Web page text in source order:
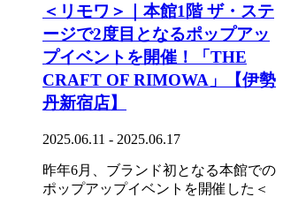
＜リモワ＞｜本館1階 ザ・ステ
ージで2度目となるポップアッ
プイベントを開催！「THE
CRAFT OF RIMOWA」【伊勢
丹新宿店】
2025.06.11 - 2025.06.17
昨年6月、ブランド初となる本館での
ポップアップイベントを開催した＜